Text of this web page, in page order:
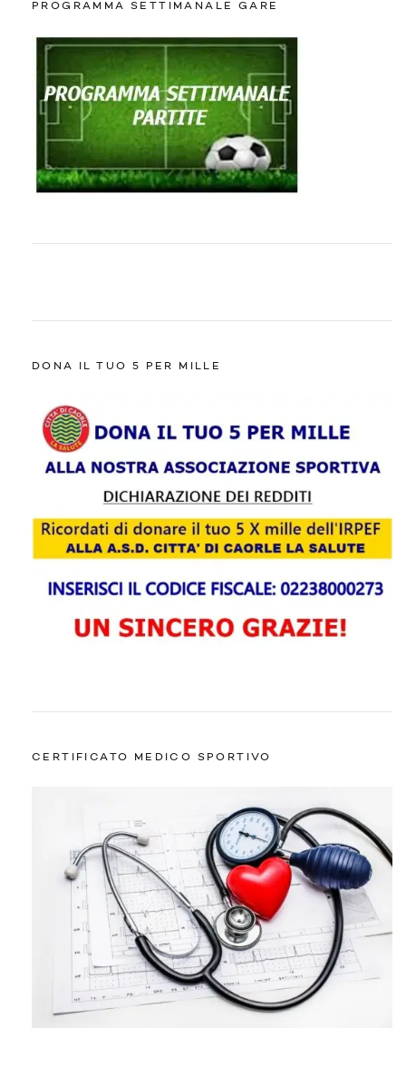
PROGRAMMA SETTIMANALE GARE
DONA IL TUO 5 PER MILLE
CERTIFICATO MEDICO SPORTIVO